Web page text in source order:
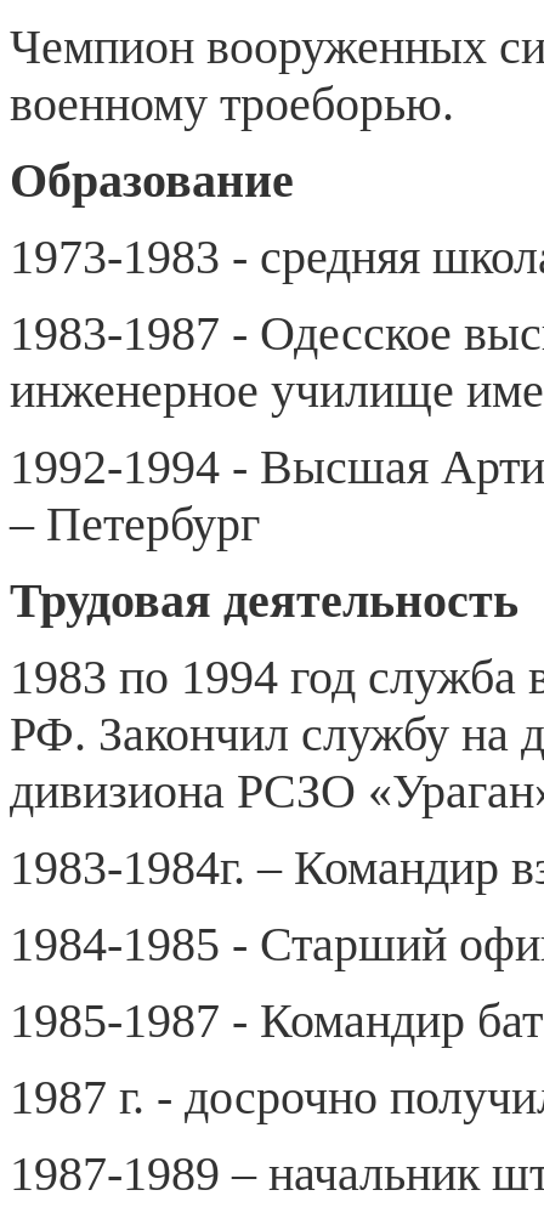
Чемпион вооруженных
военному троеборью.
Образование
1973-1983 - средняя
1983-1987 - Одесское
инженерное училище
1992-1994 - Высшая
– Петербург
Трудовая деятельность
1983 по 1994 год
РФ. Закончил службу на
дивизиона РСЗО
1983-1984г. – Командир
1984-1985 - Старший
1985-1987 - Командир
1987 г. - досрочно
1987-1989 – начальник